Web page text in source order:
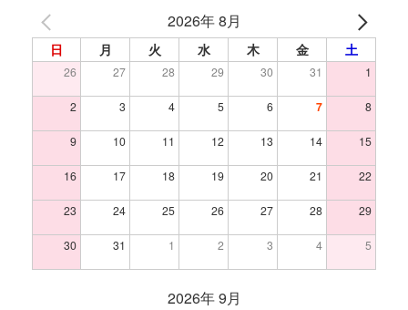
2026年 8月
日 月 火 水 木 金 土
26 27 28 29 30 31 1
2 3 4 5 6 7 8
9 10 11 12 13 14 15
16 17 18 19 20 21 22
23 24 25 26 27 28 29
30 31 1 2 3 4 5
2026年 9月